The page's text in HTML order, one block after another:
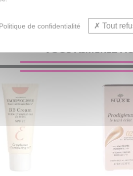
VOUS AIMEREZ
Politique de confidentialité Tout